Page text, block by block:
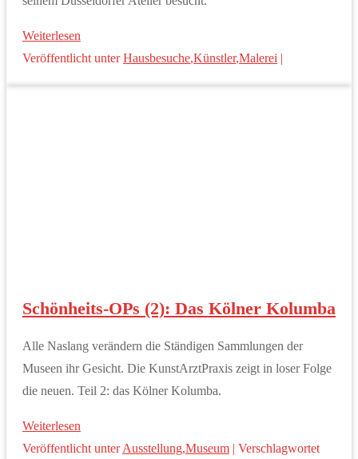
Weiterlesen
Veröffentlicht unter Hausbesuche,Künstler,Malerei |
Schönheits-OPs (2): Das Kölner Kolumba
Alle Naslang verändern die Ständigen Sammlungen der
Museen ihr Gesicht. Die KunstArztPraxis zeigt in loser Folge
die neuen. Teil 2: das Kölner Kolumba.
Weiterlesen
Veröffentlicht unter Ausstellung,Museum | Verschlagwortet